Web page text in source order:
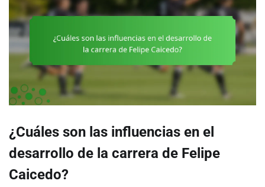
¿Cuáles son las influencias en el
desarrollo de la carrera de Felipe
Caicedo?